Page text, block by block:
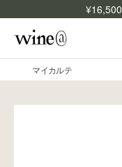
¥16,500
マイカルテ
マイカルテ